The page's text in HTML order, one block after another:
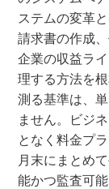
ステムの変革
請求書の作成
企業の収益ラ
理する方法を
測る基準は、
ません。ビジ
となく料金プ
月末にまとめ
能かつ監査可